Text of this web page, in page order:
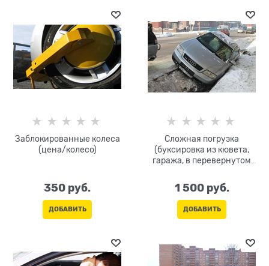
Заблокированные колеса
(цена/колесо)
350 руб.
ДОБАВИТЬ
Сложная погрузка
(буксировка из кювета,
гаража, в перевернутом
крыше)
1 500 руб.
ДОБАВИТЬ